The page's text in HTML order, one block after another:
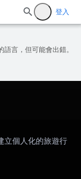
登入
言，但可能會出錯。
立個人化的旅遊行